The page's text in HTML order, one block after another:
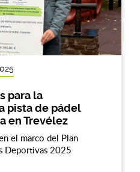
para la
pista de pádel
en Trevélez
el marco del Plan
Deportivas 2025